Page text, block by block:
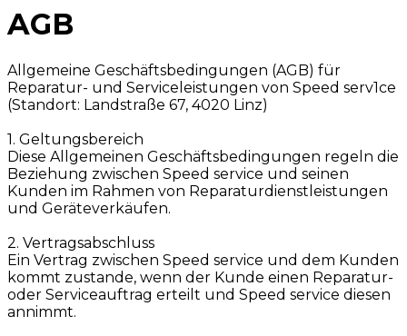
AGB
Allgemeine Geschäftsbedingungen (AGB) für
Reparatur- und Serviceleistungen von Speed serv1ce
(Standort: Landstraße 67, 4020 Linz)
1. Geltungsbereich
Diese Allgemeinen Geschäftsbedingungen regeln die
Beziehung zwischen Speed service und seinen
Kunden im Rahmen von Reparaturdienstleistungen
und Geräteverkäufen.
2. Vertragsabschluss
Ein Vertrag zwischen Speed service und dem Kunden
kommt zustande, wenn der Kunde einen Reparatur-
oder Serviceauftrag erteilt und Speed service diesen
annimmt.